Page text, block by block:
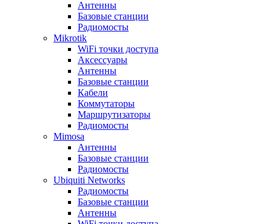
Антенны
Базовые станции
Радиомосты
Mikrotik
WiFi точки доступа
Аксессуары
Антенны
Базовые станции
Кабели
Коммутаторы
Маршрутизаторы
Радиомосты
Mimosa
Антенны
Базовые станции
Радиомосты
Ubiquiti Networks
Радиомосты
Базовые станции
Антенны